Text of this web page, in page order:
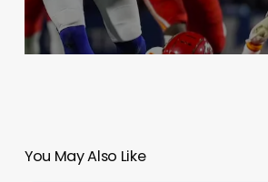
You May Also Like